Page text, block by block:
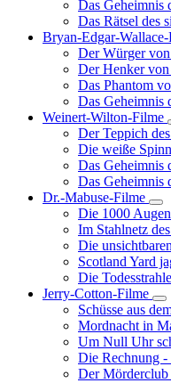
Das Geheimnis
Das Rätsel des
Bryan-Edgar-
Der Würger
Der Henker
Das Phantom
Das Geheimnis
Weinert-Wilton-Filme
Der Teppich
Die weiße
Das Geheimnis
Das Geheimnis
Dr.-Mabuse-Filme
Die 1000
Im Stahlnetz
Die
Scotland Yard
Die
Jerry-Cotton-Filme
Schüsse aus
Mordnacht in
Um Null Uhr
Die Rechnung -
Der